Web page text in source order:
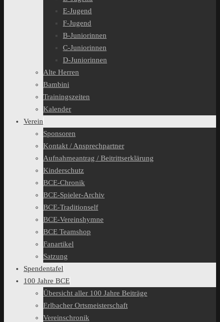
E-Jugend
F-Jugend
B-Juniorinnen
C-Juniorinnen
D-Juniorinnen
Alte Herren
Bambini
Trainingszeiten
Kalender
Verein
Sponsoren
Kontakt / Ansprechpartner
Aufnahmeantrag / Beitrittserklärung
Kinderschutz
BCE-Chronik
BCE-Spieler-Archiv
BCE-Traditionself
BCE-Vereinshymne
BCE Teamshop
Fanartikel
Satzung
Spendentafel
100 Jahre BCE
Übersicht aller 100 Jahre Beiträge
Erlbacher Ortsmeisterschaft
Vereinschronik